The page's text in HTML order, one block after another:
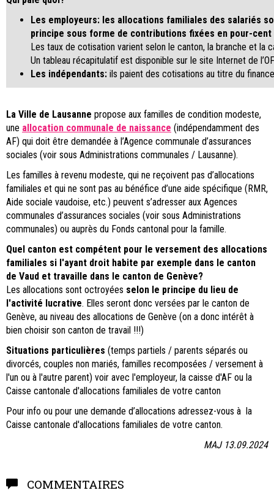
Les employeurs: les allocations familiales des salariés
principe sous forme de contributions fixées en pour-
Les taux de cotisation varient selon le canton, la branche et la
Un tableau récapitulatif est disponible sur le site Internet de
Les indépendants: ils paient des cotisations au titre du
La Ville de Lausanne propose aux familles de condition modeste,
une allocation communale de naissance (indépendamment des
AF) qui doit être demandée à l’Agence communale d’assurances
sociales (voir sous Administrations communales / Lausanne).
Les familles à revenu modeste, qui ne reçoivent pas d’allocations
familiales et qui ne sont pas au bénéfice d’une aide spécifique (RMR,
Aide sociale vaudoise, etc.) peuvent s’adresser aux Agences
communales d’assurances sociales (voir sous Administrations
communales) ou auprès du Fonds cantonal pour la famille.
Quel canton est compétent pour le versement des allocations
familiales si l'ayant droit habite par exemple dans le canton
de Vaud et travaille dans le canton de Genève?
Les allocations sont octroyées selon le principe du lieu de
l'activité lucrative. Elles seront donc versées par le canton de
Genève, au niveau des allocations de Genève (on a donc intérêt à
bien choisir son canton de travail !!!)
Situations particulières (temps partiels / parents séparés ou
divorcés, couples non mariés, familles recomposées / versement à
l'un ou à l'autre parent) voir avec l'employeur, la caisse d'AF ou la
Caisse cantonale d'allocations familiales de votre canton
Pour info ou pour une demande d’allocations adressez-vous à la
Caisse cantonale d'allocations familiales de votre canton.
MAJ 13.09.2024
COMMENTAIRES